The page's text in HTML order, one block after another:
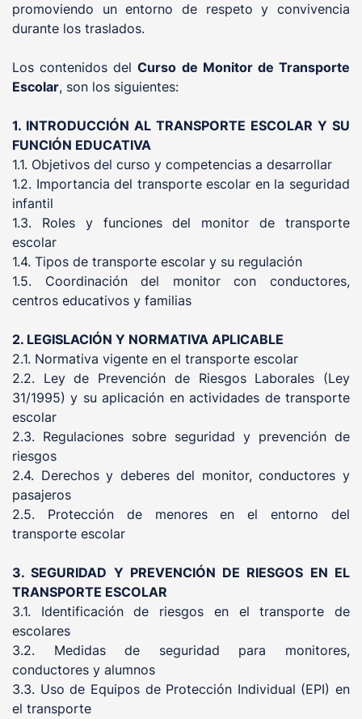
promoviendo un entorno de respeto y convivencia
durante los traslados.
Los contenidos delCurso de Monitor de Transporte
Escolar, son los siguientes:
1. INTRODUCCIÓN AL TRANSPORTE ESCOLAR Y SU
FUNCIÓN EDUCATIVA
1.1. Objetivos del curso y competencias a desarrollar
1.2. Importancia del transporte escolar en la seguridad
infantil
1.3. Roles y funciones del monitor de transporte
escolar
1.4. Tipos de transporte escolar y su regulación
1.5. Coordinación del monitor con conductores,
centros educativos y familias
2. LEGISLACIÓN Y NORMATIVA APLICABLE
2.1. Normativa vigente en el transporte escolar
2.2. Ley de Prevención de Riesgos Laborales (Ley
31/1995) y su aplicación en actividades de transporte
escolar
2.3. Regulaciones sobre seguridad y prevención de
riesgos
2.4. Derechos y deberes del monitor, conductores y
pasajeros
2.5. Protección de menores en el entorno del
transporte escolar
3. SEGURIDAD Y PREVENCIÓN DE RIESGOS EN EL
TRANSPORTE ESCOLAR
3.1. Identificación de riesgos en el transporte de
escolares
3.2. Medidas de seguridad para monitores,
conductores y alumnos
3.3. Uso de Equipos de Protección Individual (EPI) en
el transporte